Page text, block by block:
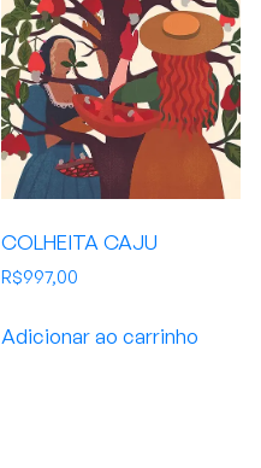
COLHEITA CAJU
R$997,00
Adicionar ao carrinho